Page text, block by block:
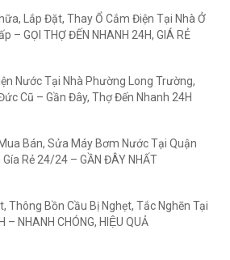
Lắp Đặt, Thay Ổ Cắm Điện Tại Nhà Ở
– GỌI THỢ ĐẾN NHANH 24H, GIÁ RẺ
Nước Tại Nhà Phường Long Trường,
Cũ – Gần Đây, Thợ Đến Nhanh 24H
Bán, Sửa Máy Bơm Nước Tại Quận
Rẻ 24/24 – GẦN ĐÂY NHẤT
Thông Bồn Cầu Bị Nghẹt, Tắc Nghẽn Tại
– NHANH CHÓNG, HIỆU QUẢ